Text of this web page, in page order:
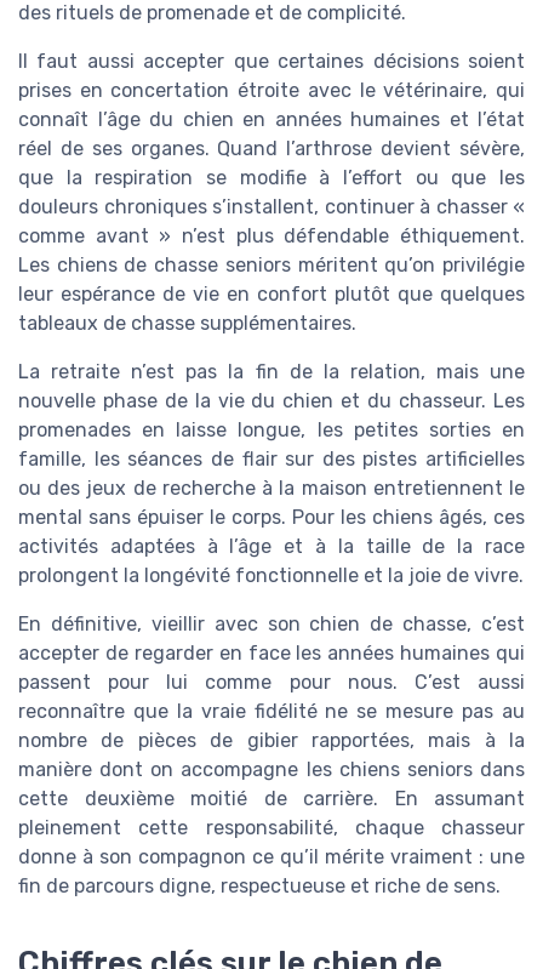
des rituels de promenade et de complicité.
Il faut aussi accepter que certaines décisions soient
prises en concertation étroite avec le vétérinaire, qui
connaît l’âge du chien en années humaines et l’état
réel de ses organes. Quand l’arthrose devient sévère,
que la respiration se modifie à l’effort ou que les
douleurs chroniques s’installent, continuer à chasser «
comme avant » n’est plus défendable éthiquement.
Les chiens de chasse seniors méritent qu’on privilégie
leur espérance de vie en confort plutôt que quelques
tableaux de chasse supplémentaires.
La retraite n’est pas la fin de la relation, mais une
nouvelle phase de la vie du chien et du chasseur. Les
promenades en laisse longue, les petites sorties en
famille, les séances de flair sur des pistes artificielles
ou des jeux de recherche à la maison entretiennent le
mental sans épuiser le corps. Pour les chiens âgés, ces
activités adaptées à l’âge et à la taille de la race
prolongent la longévité fonctionnelle et la joie de vivre.
En définitive, vieillir avec son chien de chasse, c’est
accepter de regarder en face les années humaines qui
passent pour lui comme pour nous. C’est aussi
reconnaître que la vraie fidélité ne se mesure pas au
nombre de pièces de gibier rapportées, mais à la
manière dont on accompagne les chiens seniors dans
cette deuxième moitié de carrière. En assumant
pleinement cette responsabilité, chaque chasseur
donne à son compagnon ce qu’il mérite vraiment : une
fin de parcours digne, respectueuse et riche de sens.